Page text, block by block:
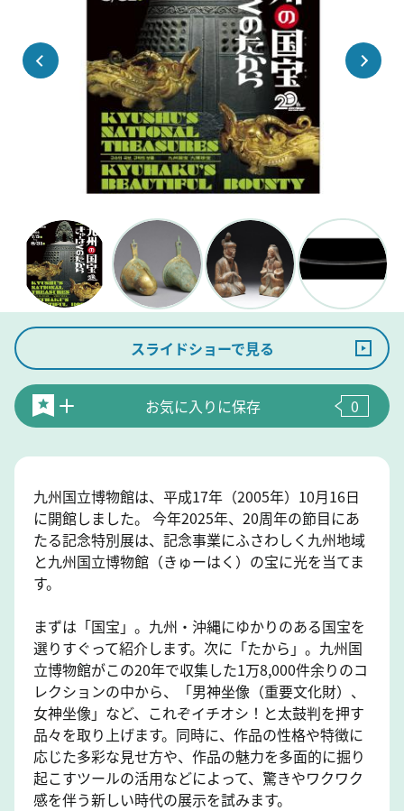
スライドショーで見る
お気に入りに保存 0
九州国立博物館は、平成17年（2005年）10月16日
に開館しました。 今年2025年、20周年の節目にあ
たる記念特別展は、記念事業にふさわしく九州地域
と九州国立博物館（きゅーはく）の宝に光を当てま
す。
まずは「国宝」。九州・沖縄にゆかりのある国宝を
選りすぐって紹介します。次に「たから」。九州国
立博物館がこの20年で収集した1万8,000件余りのコ
レクションの中から、「男神坐像（重要文化財）、
女神坐像」など、これぞイチオシ！と太鼓判を押す
品々を取り上げます。同時に、作品の性格や特徴に
応じた多彩な見せ方や、作品の魅力を多面的に掘り
起こすツールの活用などによって、驚きやワクワク
感を伴う新しい時代の展示を試みます。